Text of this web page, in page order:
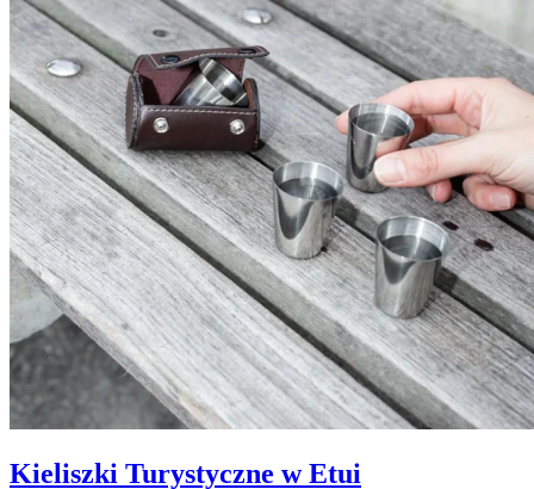
Kieliszki Turystyczne w Etui